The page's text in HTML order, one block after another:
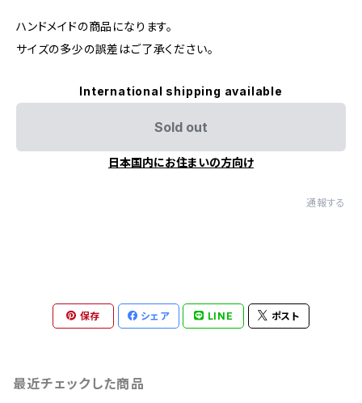
ハンドメイドの商品になります。
サイズの多少の誤差はご了承ください。
International shipping available
Sold out
日本国内にお住まいの方向け
通報する
保存 シェア LINE ポスト
最近チェックした商品